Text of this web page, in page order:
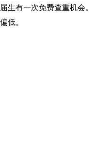
生有一次免费查重机会。
低。